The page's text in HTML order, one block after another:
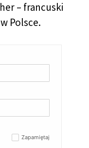
– francuski
Polsce.
Zapamiętaj